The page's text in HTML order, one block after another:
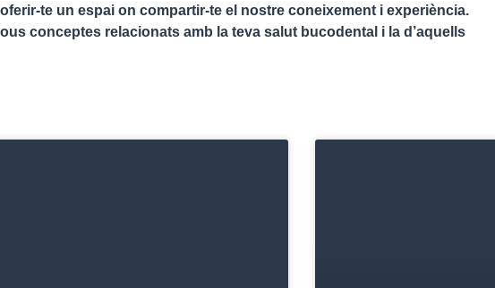
te un espai on compartir-te el nostre coneixement i experiència.
conceptes relacionats amb la teva salut bucodental i la d’aquells